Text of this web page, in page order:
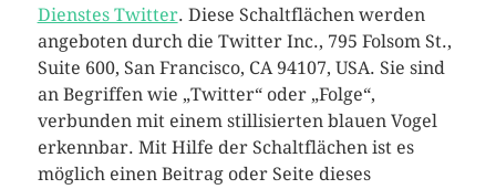
Dienstes Twitter. Diese Schaltflächen werden
angeboten durch die Twitter Inc., 795 Folsom St.,
Suite 600, San Francisco, CA 94107, USA. Sie sind
an Begriffen wie „Twitter“ oder „Folge“,
verbunden mit einem stillisierten blauen Vogel
erkennbar. Mit Hilfe der Schaltflächen ist es
möglich einen Beitrag oder Seite dieses